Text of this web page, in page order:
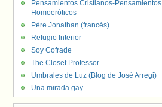
Pensamientos Cristianos-Pensamientos
Homoeróticos
Père Jonathan (francés)
Refugio Interior
Soy Cofrade
The Closet Professor
Umbrales de Luz (Blog de José Arregi)
Una mirada gay